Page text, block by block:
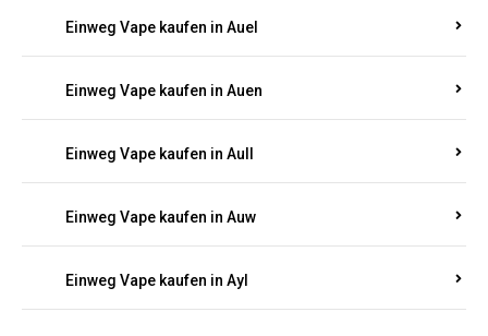
Einweg Vape kaufen in Auel
Einweg Vape kaufen in Auen
Einweg Vape kaufen in Aull
Einweg Vape kaufen in Auw
Einweg Vape kaufen in Ayl